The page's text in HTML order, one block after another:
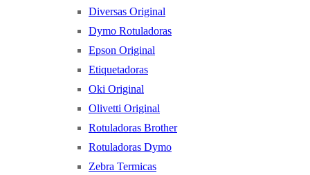
Diversas Original
Dymo Rotuladoras
Epson Original
Etiquetadoras
Oki Original
Olivetti Original
Rotuladoras Brother
Rotuladoras Dymo
Zebra Termicas